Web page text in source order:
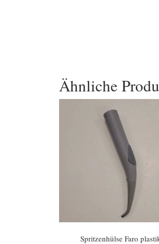
Ähnliche
Spritzenhülse Faro